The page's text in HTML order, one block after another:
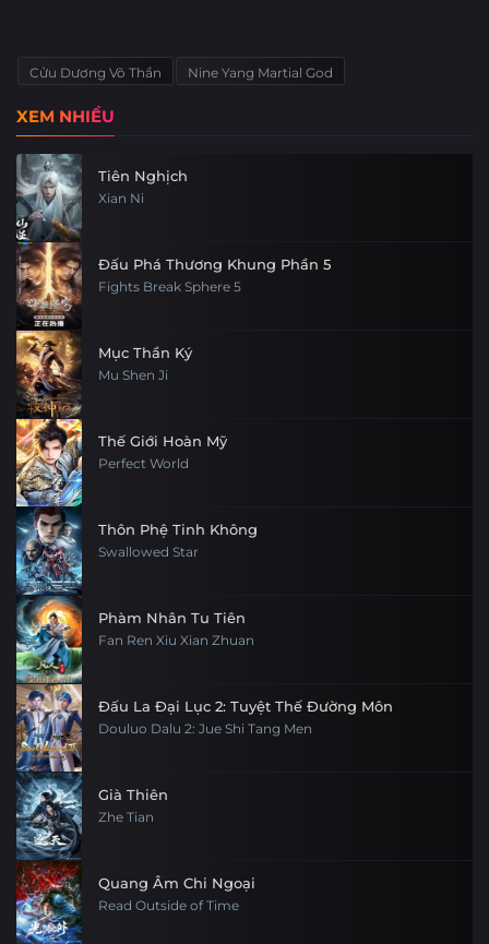
Cửu Dương Võ Thần Nine Yang Martial God
XEM NHIỀU
Tiên Nghịch
Xian Ni
Đấu Phá Thương Khung Phần 5
Fights Break Sphere 5
Mục Thần Ký
Mu Shen Ji
Thế Giới Hoàn Mỹ
Perfect World
Thôn Phệ Tinh Không
Swallowed Star
Phàm Nhân Tu Tiên
Fan Ren Xiu Xian Zhuan
Đấu La Đại Lục 2: Tuyệt Thế Đường Môn
Douluo Dalu 2: Jue Shi Tang Men
Già Thiên
Zhe Tian
Quang Âm Chi Ngoại
Read Outside of Time